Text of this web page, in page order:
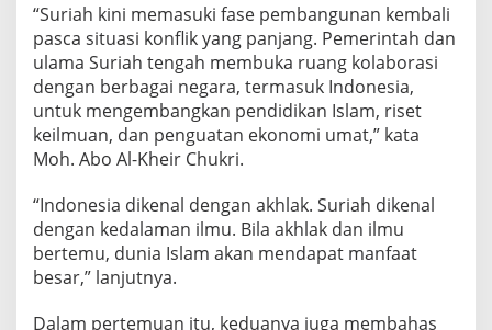
“Suriah kini memasuki fase pembangunan kembali
pasca situasi konflik yang panjang. Pemerintah dan
ulama Suriah tengah membuka ruang kolaborasi
dengan berbagai negara, termasuk Indonesia,
untuk mengembangkan pendidikan Islam, riset
keilmuan, dan penguatan ekonomi umat,” kata
Moh. Abo Al-Kheir Chukri.
“Indonesia dikenal dengan akhlak. Suriah dikenal
dengan kedalaman ilmu. Bila akhlak dan ilmu
bertemu, dunia Islam akan mendapat manfaat
besar,” lanjutnya.
Dalam pertemuan itu, keduanya juga membahas